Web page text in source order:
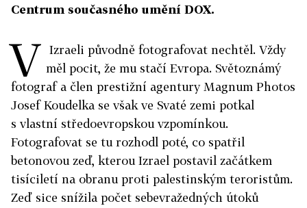
Centrum současného umění DOX.
V Izraeli původně fotografovat nechtěl. Vždy
měl pocit, že mu stačí Evropa. Světoznámý
fotograf a člen prestižní agentury Magnum Photos
Josef Koudelka se však ve Svaté zemi potkal
s vlastní středoevropskou vzpomínkou.
Fotografovat se tu rozhodl poté, co spatřil
betonovou zeď, kterou Izrael postavil začátkem
tisíciletí na obranu proti palestinským teroristům.
Zeď sice snížila počet sebevražedných útoků